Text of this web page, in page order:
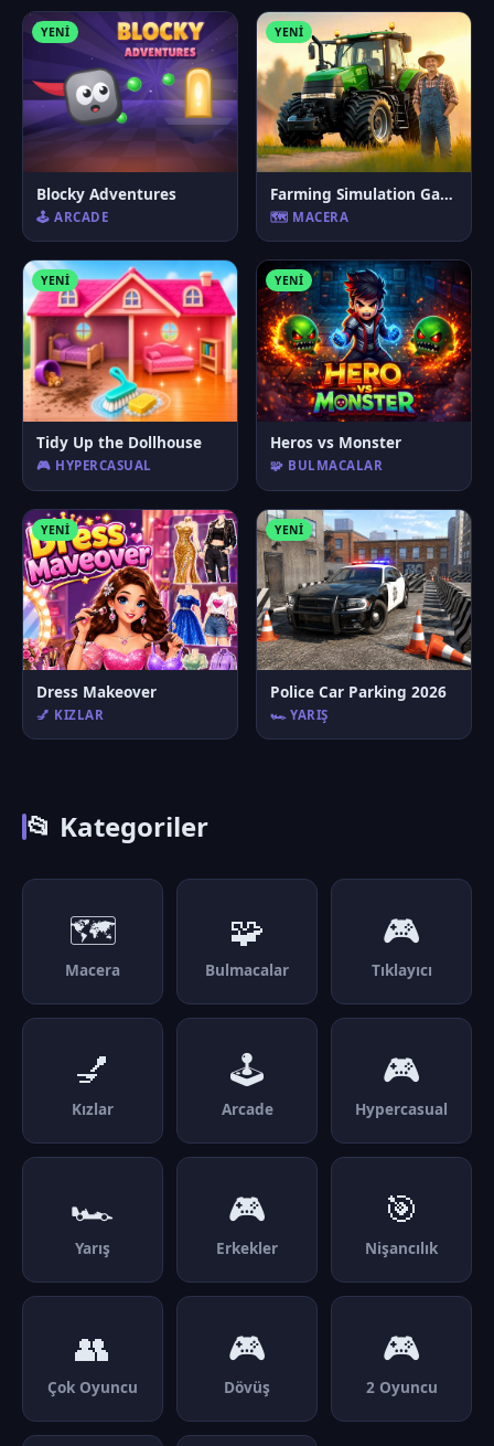
YENI
Blocky Adventures
🕹️ ARCADE
YENI
Farming Simulation Game
🗺️ MACERA
YENI
Tidy Up the Dollhouse
🎮 HYPERCASUAL
YENI
Heros vs Monster
🧩 BULMACALAR
YENI
Dress Makeover
💅 KIZLAR
YENI
Police Car Parking 2026
🏎️ YARIŞ
📂 Kategoriler
🗺️
Macera
🧩
Bulmacalar
🎮
Tıklayıcı
💅
Kızlar
🕹️
Arcade
🎮
Hypercasual
🏎️
Yarış
🎮
Erkekler
🎯
Nişancılık
👥
Çok Oyuncu
🎮
Dövüş
🎮
2 Oyuncu